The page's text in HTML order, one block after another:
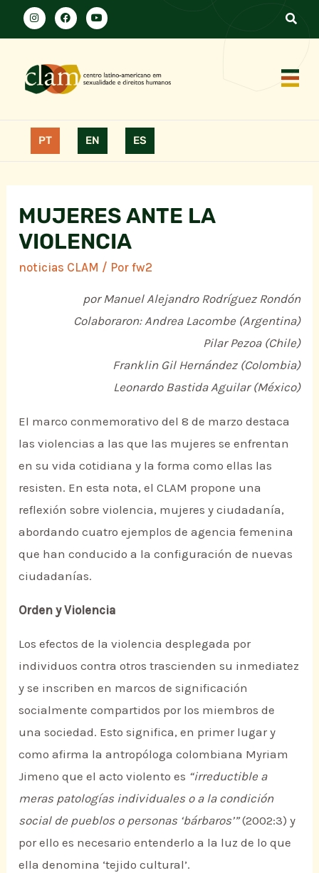
PT EN ES
MUJERES ANTE LA
VIOLENCIA
noticias CLAM / Porfw2
por Manuel Alejandro Rodríguez Rondón
Colaboraron: Andrea Lacombe (Argentina)
Pilar Pezoa (Chile)
Franklin Gil Hernández (Colombia)
Leonardo Bastida Aguilar (México)
El marco conmemorativo del 8 de marzo destaca
las violencias a las que las mujeres se enfrentan
en su vida cotidiana y la forma como ellas las
resisten. En esta nota, el CLAM propone una
reflexión sobre violencia, mujeres y ciudadanía,
abordando cuatro ejemplos de agencia femenina
que han conducido a la configuración de nuevas
ciudadanías.
Orden y Violencia
Los efectos de la violencia desplegada por
individuos contra otros trascienden su inmediatez
y se inscriben en marcos de significación
socialmente compartidos por los miembros de
una sociedad. Esto significa, en primer lugar y
como afirma la antropóloga colombiana Myriam
Jimeno que el acto violento es “irreductible a
meras patologías individuales o a la condición
social de pueblos o personas ‘bárbaros’”(2002:3) y
por ello es necesario entenderlo a la luz de lo que
ella denomina ‘tejido cultural’.